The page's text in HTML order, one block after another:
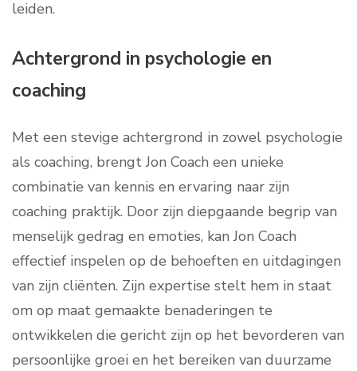
leiden.
Achtergrond in psychologie en
coaching
Met een stevige achtergrond in zowel psychologie
als coaching, brengt Jon Coach een unieke
combinatie van kennis en ervaring naar zijn
coaching praktijk. Door zijn diepgaande begrip van
menselijk gedrag en emoties, kan Jon Coach
effectief inspelen op de behoeften en uitdagingen
van zijn cliënten. Zijn expertise stelt hem in staat
om op maat gemaakte benaderingen te
ontwikkelen die gericht zijn op het bevorderen van
persoonlijke groei en het bereiken van duurzame